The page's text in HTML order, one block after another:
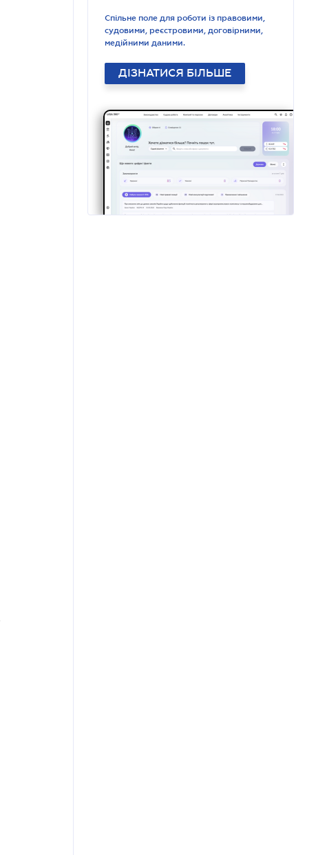
Спільне поле для роботи із правовими,
судовими, реєстровими, договірними,
медійними даними.
ДІЗНАТИСЯ БІЛЬШЕ